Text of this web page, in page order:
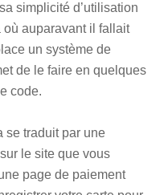
simplicité d’utilisation
auparavant il fallait
un système de
de le faire en quelques
code.
se traduit par une
le site que vous
page de paiement